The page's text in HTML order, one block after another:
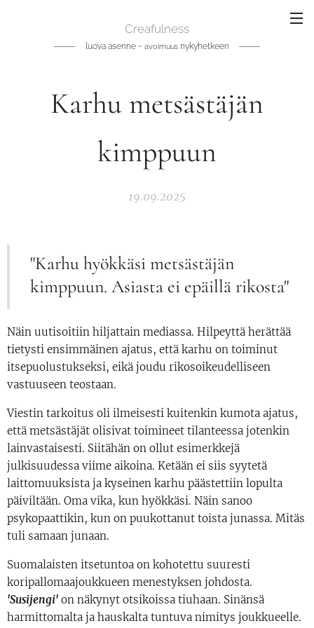
Creafulness
luova asenne ~ avoimuusnykyhetkeen
Karhu metsästäjän
kimppuun
19.09.2025
"Karhu hyökkäsi metsästäjän
kimppuun. Asiasta ei epäillä rikosta"
Näin uutisoitiin hiljattain mediassa. Hilpeyttä herättää
tietysti ensimmäinen ajatus, että karhu on toiminut
itsepuolustukseksi, eikä joudu rikosoikeudelliseen
vastuuseen teostaan.
Viestin tarkoitus oli ilmeisesti kuitenkin kumota ajatus,
että metsästäjät olisivat toimineet tilanteessa jotenkin
lainvastaisesti. Siitähän on ollut esimerkkejä
julkisuudessa viime aikoina. Ketään ei siis syytetä
laittomuuksista ja kyseinen karhu päästettiin lopulta
päiviltään. Oma vika, kun hyökkäsi. Näin sanoo
psykopaattikin, kun on puukottanut toista junassa. Mitäs
tuli samaan junaan.
Suomalaisten itsetuntoa on kohotettu suuresti
koripallomaajoukkueen menestyksen johdosta.
'Susijengi' on näkynyt otsikoissa tiuhaan. Sinänsä
harmittomalta ja hauskalta tuntuva nimitys joukkueelle.